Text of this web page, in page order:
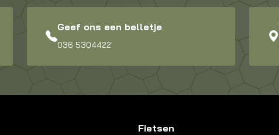
Geef ons een belletje
036 5304422
Fietsen